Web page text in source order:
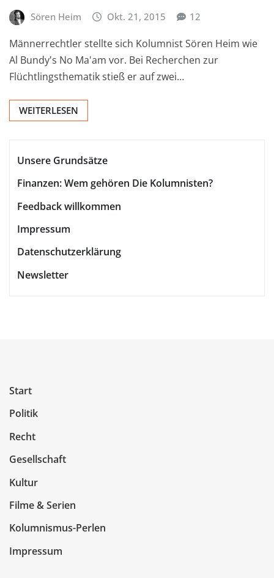
Sören Heim Okt. 21, 2015 12
Männerrechtler stellte sich Kolumnist Sören Heim wie
Al Bundy's No Ma'am vor. Bei Recherchen zur
Flüchtlingsthematik stieß er auf zwei…
WEITERLESEN
Unsere Grundsätze
Finanzen: Wem gehören Die Kolumnisten?
Feedback willkommen
Impressum
Datenschutzerklärung
Newsletter
Start
Politik
Recht
Gesellschaft
Kultur
Filme & Serien
Kolumnismus-Perlen
Impressum